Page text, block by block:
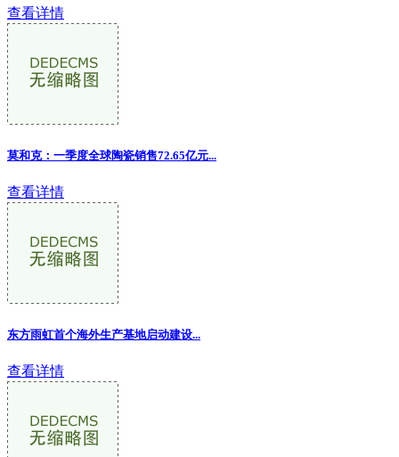
查看详情
莫和克：一季度全球陶瓷销售72.65亿元...
查看详情
东方雨虹首个海外生产基地启动建设...
查看详情